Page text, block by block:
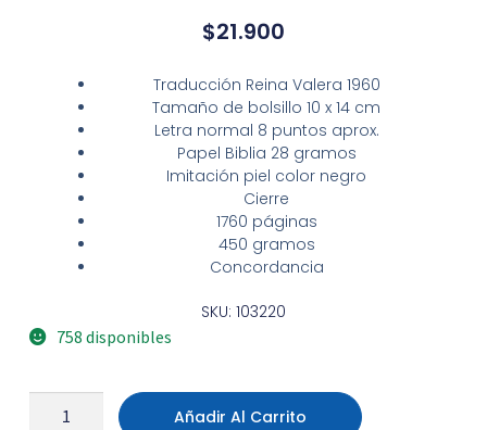
$21.900
Traducción Reina Valera 1960
Tamaño de bolsillo 10 x 14 cm
Letra normal 8 puntos aprox.
Papel Biblia 28 gramos
Imitación piel color negro
Cierre
1760 páginas
450 gramos
Concordancia
SKU: 103220
758 disponibles
Añadir Al Carrito